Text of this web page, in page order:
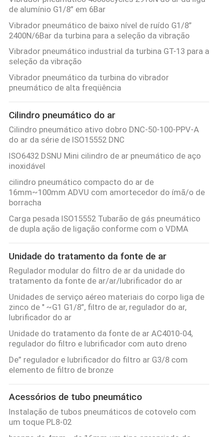
de alumínio G1/8” em 6Bar
Vibrador pneumático de baixo nível de ruído G1/8”
2400N/6Bar da turbina para a seleção da vibração
Vibrador pneumático industrial da turbina GT-13 para a
seleção da vibração
Vibrador pneumático da turbina do vibrador
pneumático de alta freqüência
Cilindro pneumático do ar
Cilindro pneumático ativo dobro DNC-50-100-PPV-A
do ar da série de ISO15552 DNC
ISO6432 DSNU Mini cilindro de ar pneumático de aço
inoxidável
cilindro pneumático compacto do ar de
16mm~100mm ADVU com amortecedor do ímã/o de
borracha
Carga pesada ISO15552 Tubarão de gás pneumático
de dupla ação de ligação conforme com o VDMA
Unidade do tratamento da fonte de ar
Regulador modular do filtro de ar da unidade do
tratamento da fonte de ar/ar/lubrificador do ar
Unidades de serviço aéreo materiais do corpo liga de
zinco de " ~G1 G1/8”, filtro de ar, regulador do ar,
lubrificador do ar
Unidade do tratamento da fonte de ar AC4010-04,
regulador do filtro e lubrificador com auto dreno
De” regulador e lubrificador do filtro ar G3/8 com
elemento de filtro de bronze
Acessórios de tubo pneumático
Instalação de tubos pneumáticos de cotovelo com
um toque PL8-02